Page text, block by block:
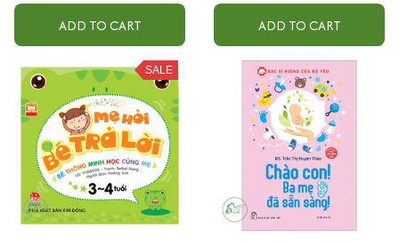
ADD TO CART ADD TO CART
SALE